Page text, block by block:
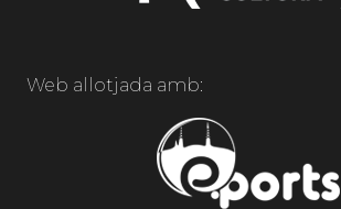
Web allotjada amb: